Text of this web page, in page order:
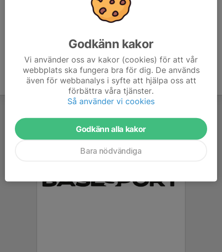
Godkänn kakor
Vi använder oss av kakor (cookies) för att vår
webbplats ska fungera bra för dig. De används
även för webbanalys i syfte att hjälpa oss att
förbättra våra tjänster.
Så använder vi cookies
Godkänn alla kakor
Bara nödvändiga